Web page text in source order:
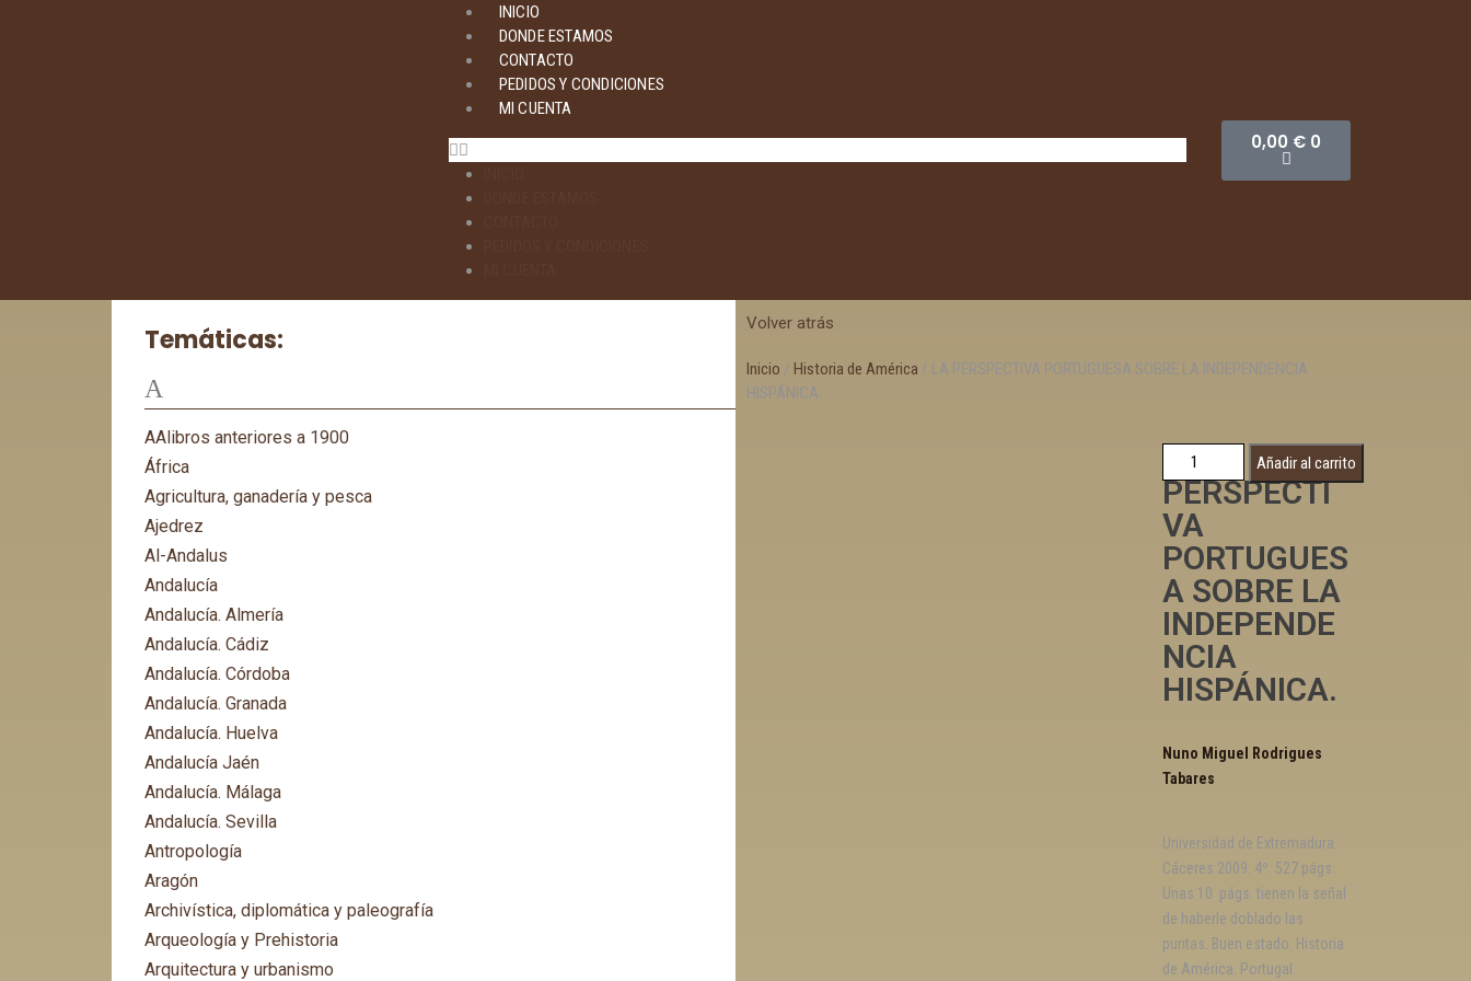
INICIO
DONDE ESTAMOS
CONTACTO
PEDIDOS Y CONDICIONES
MI CUENTA
0,00 € 0
Temáticas:
A
AAlibros anteriores a 1900
África
Agricultura, ganadería y pesca
Ajedrez
Al-Andalus
Andalucía
Andalucía. Almería
Andalucía. Cádiz
Andalucía. Córdoba
Andalucía. Granada
Andalucía. Huelva
Andalucía Jaén
Andalucía. Málaga
Andalucía. Sevilla
Antropología
Aragón
Archivística, diplomática y paleografía
Arqueología y Prehistoria
Arquitectura y urbanismo
Volver atrás
Inicio / Historia de América / LA PERSPECTIVA PORTUGUESA SOBRE LA INDEPENDENCIA
HISPÁNICA.
LA
PERSPECTI
VA
PORTUGUES
A SOBRE LA
INDEPENDE
NCIA
HISPÁNICA.
Nuno Miguel Rodrigues
Tabares
Universidad de Extremadura.
Cáceres 2009. 4º. 527 págs.
Unas 10 págs. tienen la señal
de haberle doblado las
puntas. Buen estado. Historia
de América. Portugal.
Añadir al carrito